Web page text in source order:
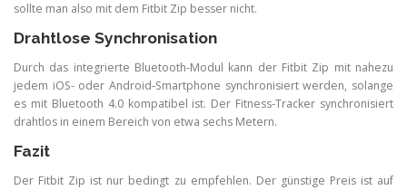
sollte man also mit dem Fitbit Zip besser nicht.
Drahtlose Synchronisation
Durch das integrierte Bluetooth-Modul kann der Fitbit Zip mit nahezu
jedem iOS- oder Android-Smartphone synchronisiert werden, solange
es mit Bluetooth 4.0 kompatibel ist. Der Fitness-Tracker synchronisiert
drahtlos in einem Bereich von etwa sechs Metern.
Fazit
Der Fitbit Zip ist nur bedingt zu empfehlen. Der günstige Preis ist auf